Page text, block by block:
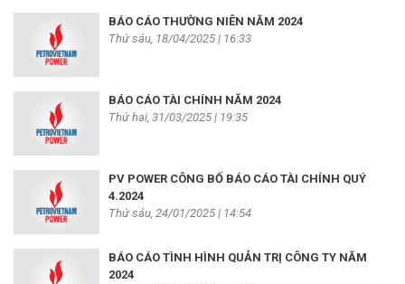
BÁO CÁO THƯỜNG NIÊN NĂM 2024
Thứ sáu, 18/04/2025 | 16:33
BÁO CÁO TÀI CHÍNH NĂM 2024
Thứ hai, 31/03/2025 | 19:35
PV POWER CÔNG BỐ BÁO CÁO TÀI CHÍNH QUÝ
4.2024
Thứ sáu, 24/01/2025 | 14:54
BÁO CÁO TÌNH HÌNH QUẢN TRỊ CÔNG TY NĂM
2024